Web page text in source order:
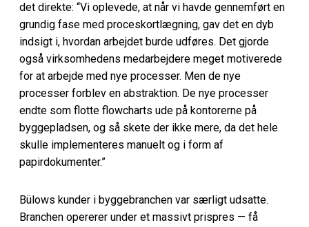
det direkte: “Vi oplevede, at når vi havde gennemført en
grundig fase med proceskortlægning, gav det en dyb
indsigt i, hvordan arbejdet burde udføres. Det gjorde
også virksomhedens medarbejdere meget motiverede
for at arbejde med nye processer. Men de nye
processer forblev en abstraktion. De nye processer
endte som flotte flowcharts ude på kontorerne på
byggepladsen, og så skete der ikke mere, da det hele
skulle implementeres manuelt og i form af
papirdokumenter.”
Bülows kunder i byggebranchen var særligt udsatte.
Branchen opererer under et massivt prispres — få